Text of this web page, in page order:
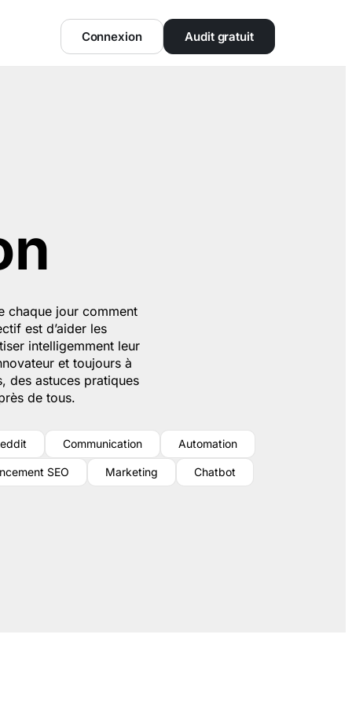
Connexion Audit gratuit
chaque jour comment
est d’aider les
intelligemment leur
et toujours à
des astuces pratiques
de tous.
Communication Automation
SEO Marketing Chatbot